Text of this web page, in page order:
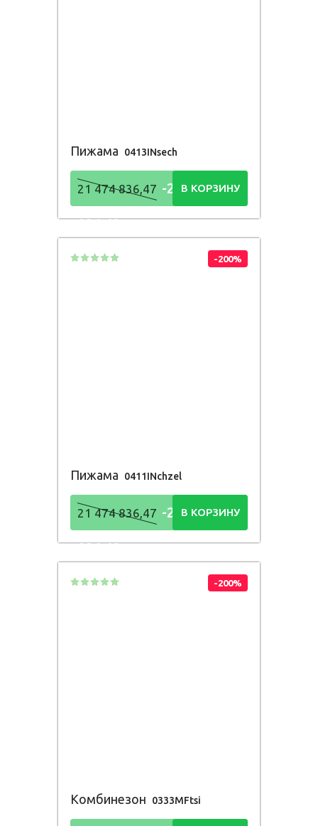
Пижама 0413INsech
21 474 836,47 -21 474
836,48Р
В КОРЗИНУ
-200%
Пижама 0411INchzel
21 474 836,47 -21 474
836,48Р
В КОРЗИНУ
-200%
Комбинезон 0333MFtsi